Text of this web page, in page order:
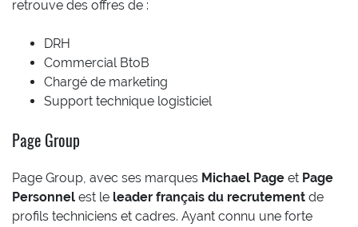
retrouve des offres de :
DRH
Commercial BtoB
Chargé de marketing
Support technique logisticiel
Page Group
Page Group, avec ses marques Michael Page et Page
Personnel est le leader français du recrutement de
profils techniciens et cadres. Ayant connu une forte